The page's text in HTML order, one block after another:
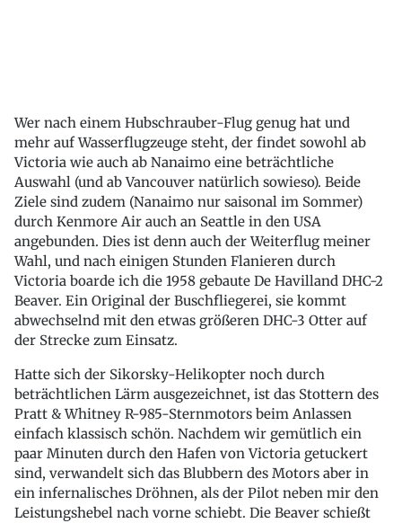
Wer nach einem Hubschrauber-Flug genug hat und
mehr auf Wasserflugzeuge steht, der findet sowohl ab
Victoria wie auch ab Nanaimo eine beträchtliche
Auswahl (und ab Vancouver natürlich sowieso). Beide
Ziele sind zudem (Nanaimo nur saisonal im Sommer)
durch Kenmore Air auch an Seattle in den USA
angebunden. Dies ist denn auch der Weiterflug meiner
Wahl, und nach einigen Stunden Flanieren durch
Victoria boarde ich die 1958 gebaute De Havilland DHC-2
Beaver. Ein Original der Buschfliegerei, sie kommt
abwechselnd mit den etwas größeren DHC-3 Otter auf
der Strecke zum Einsatz.
Hatte sich der Sikorsky-Helikopter noch durch
beträchtlichen Lärm ausgezeichnet, ist das Stottern des
Pratt & Whitney R-985-Sternmotors beim Anlassen
einfach klassisch schön. Nachdem wir gemütlich ein
paar Minuten durch den Hafen von Victoria getuckert
sind, verwandelt sich das Blubbern des Motors aber in
ein infernalisches Dröhnen, als der Pilot neben mir den
Leistungshebel nach vorne schiebt. Die Beaver schießt